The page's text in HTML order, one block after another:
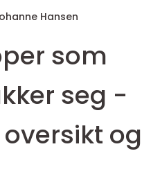
Hansen
som
seg -
og